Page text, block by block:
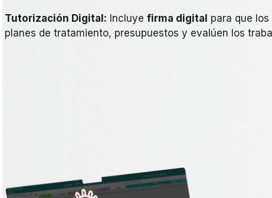
Tutorización Digital: Incluye firma digital para que
planes de tratamiento, presupuestos y evalúen los